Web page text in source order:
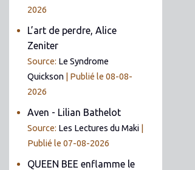
2026
L’art de perdre, Alice
Zeniter
Source: Le Syndrome
Quickson
Publié le 08-08-
2026
Aven - Lilian Bathelot
Source: Les Lectures du Maki
Publié le 07-08-2026
QUEEN BEE enflamme le